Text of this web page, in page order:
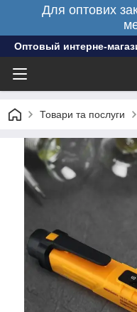
Для оптових
Оптовый интерне-
Товари та послуги